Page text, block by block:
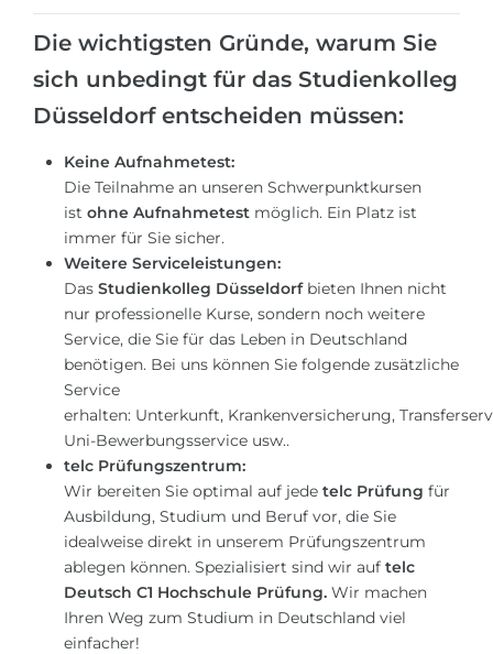
Die wichtigsten Gründe, warum Sie
sich unbedingt für das Studienkolleg
Düsseldorf entscheiden müssen:
Keine Aufnahmetest:
Die Teilnahme an unseren Schwerpunktkursen
ist ohne Aufnahmetest möglich. Ein Platz ist
immer für Sie sicher.
Weitere Serviceleistungen:
Das Studienkolleg Düsseldorfbieten Ihnen nicht
nur professionelle Kurse, sondern noch weitere
Service, die Sie für das Leben in Deutschland
benötigen. Bei uns können Sie folgende zusätzliche
Service
erhalten: Unterkunft, Krankenversicherung,
Uni-Bewerbungsservice usw..
telc Prüfungszentrum:
Wir bereiten Sie optimal auf jede telc Prüfung für
Ausbildung, Studium und Beruf vor, die Sie
idealweise direkt in unserem Prüfungszentrum
ablegen können. Spezialisiert sind wir auf telc
Deutsch C1 Hochschule Prüfung. Wir machen
Ihren Weg zum Studium in Deutschland viel
einfacher!